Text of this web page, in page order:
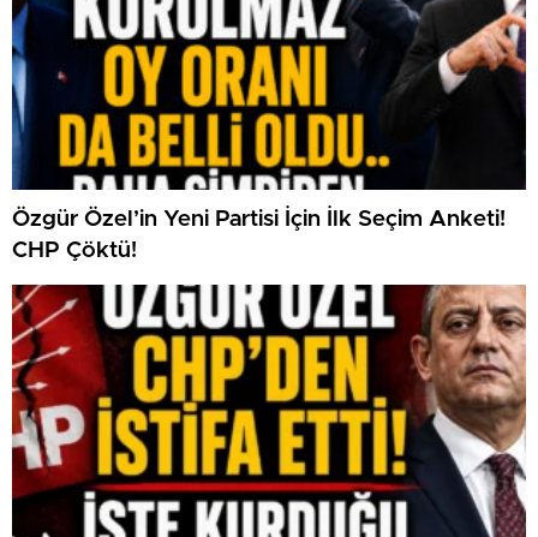
Özgür Özel’in Yeni Partisi İçin İlk Seçim Anketi!
CHP Çöktü!